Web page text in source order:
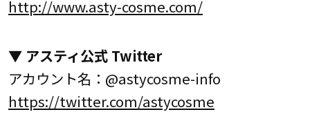
http://www.asty-cosme.com/
▼ アスティ公式 Twitter
アカウント名：@astycosme-info
https://twitter.com/astycosme